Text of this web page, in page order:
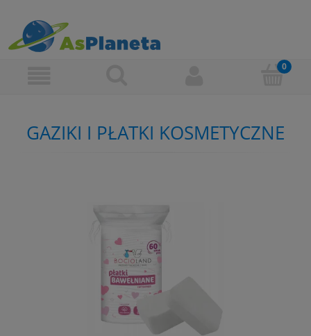
GAZIKI I PŁATKI KOSMETYCZNE